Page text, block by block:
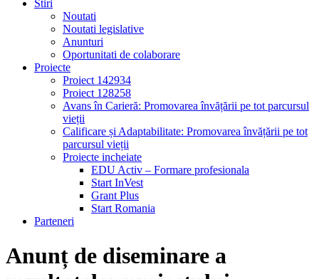
Stiri
Noutati
Noutati legislative
Anunturi
Oportunitati de colaborare
Proiecte
Proiect 142934
Proiect 128258
Avans în Carieră: Promovarea învățării pe tot parcursul
vieții
Calificare și Adaptabilitate: Promovarea învățării pe tot
parcursul vieții
Proiecte incheiate
EDU Activ – Formare profesionala
Start InVest
Grant Plus
Start Romania
Parteneri
Anunț de diseminare a